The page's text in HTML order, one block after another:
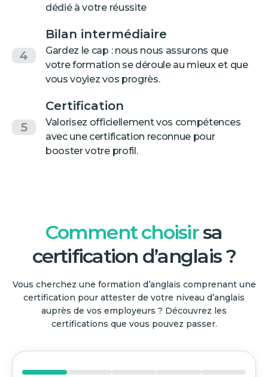
dédié à votre réussite
4
Bilan intermédiaire
Gardez le cap : nous nous assurons que
votre formation se déroule au mieux et que
vous voyiez vos progrès.
5
Certification
Valorisez officiellement vos compétences
avec une certification reconnue pour
booster votre profil.
Comment choisirsa
certification d’anglais ?
Vous cherchez une formation d’anglais comprenant une
certification pour attester de votre niveau d’anglais
auprès de vos employeurs ? Découvrez les
certifications que vous pouvez passer.